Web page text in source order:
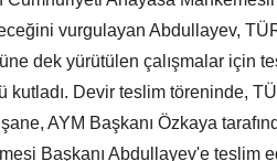
vurgulayan Abdullayev,
dek yürütülen çalışmalar için
kutladı. Devir teslim töreninde,
AYM Başkanı Özkaya
Başkanı Abdullayev'e teslim